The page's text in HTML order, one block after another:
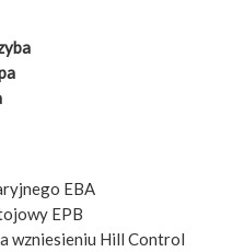
EBA
EPB
wzniesieniu Hill Control